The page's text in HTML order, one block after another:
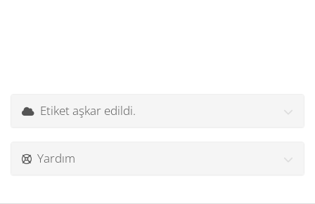
Etiket aşkar edildi.
Yardım